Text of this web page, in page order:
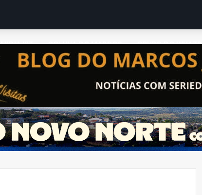
MIDIA KIT COLUNA DO MARCOS GRUPO DO WHATS